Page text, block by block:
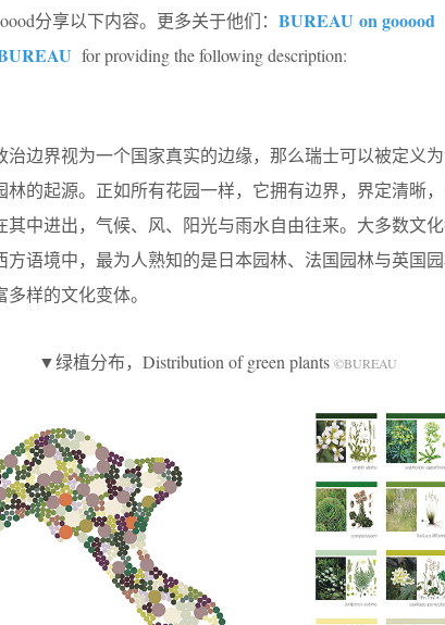
分享以下内容。更多关于他们： BUREAU on gooood
for providing the following description:
边界视为一个国家真实的边缘，那么瑞士可以被定义
林的起源。正如所有花园一样，它拥有边界，界定清晰
中进出，气候、风、阳光与雨水自由往来。大多数文
语境中，最为人熟知的是日本园林、法国园林与英国
样的文化变体。
▼绿植分布，Distribution of green plants ©BUREAU